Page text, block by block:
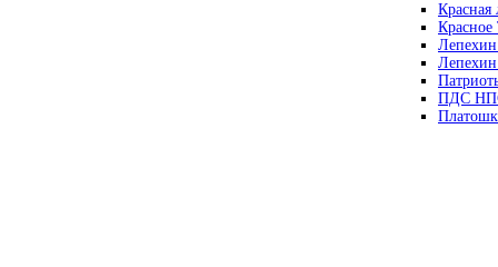
Красная
ПДС